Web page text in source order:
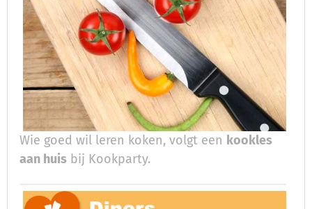
Wie goed wil leren koken, volgt een kookles
aan huis bij Kookparty.​​​​